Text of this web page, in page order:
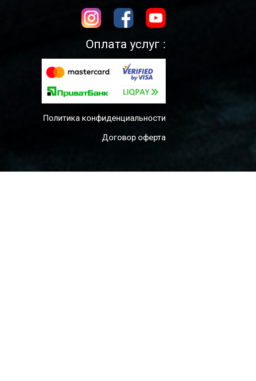
Оплата услуг :
Политика конфиденциальности
Договор оферта